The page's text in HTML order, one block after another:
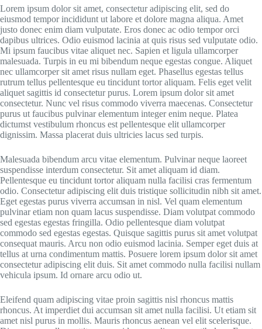
Lorem ipsum dolor sit amet, consectetur adipiscing elit, sed do
eiusmod tempor incididunt ut labore et dolore magna aliqua. Amet
justo donec enim diam vulputate. Eros donec ac odio tempor orci
dapibus ultrices. Odio euismod lacinia at quis risus sed vulputate odio.
Mi ipsum faucibus vitae aliquet nec. Sapien et ligula ullamcorper
malesuada. Turpis in eu mi bibendum neque egestas congue. Aliquet
nec ullamcorper sit amet risus nullam eget. Phasellus egestas tellus
rutrum tellus pellentesque eu tincidunt tortor aliquam. Felis eget velit
aliquet sagittis id consectetur purus. Lorem ipsum dolor sit amet
consectetur. Nunc vel risus commodo viverra maecenas. Consectetur
purus ut faucibus pulvinar elementum integer enim neque. Platea
dictumst vestibulum rhoncus est pellentesque elit ullamcorper
dignissim. Massa placerat duis ultricies lacus sed turpis.
Malesuada bibendum arcu vitae elementum. Pulvinar neque laoreet
suspendisse interdum consectetur. Sit amet aliquam id diam.
Pellentesque eu tincidunt tortor aliquam nulla facilisi cras fermentum
odio. Consectetur adipiscing elit duis tristique sollicitudin nibh sit amet.
Eget egestas purus viverra accumsan in nisl. Vel quam elementum
pulvinar etiam non quam lacus suspendisse. Diam volutpat commodo
sed egestas egestas fringilla. Odio pellentesque diam volutpat
commodo sed egestas egestas. Quisque sagittis purus sit amet volutpat
consequat mauris. Arcu non odio euismod lacinia. Semper eget duis at
tellus at urna condimentum mattis. Posuere lorem ipsum dolor sit amet
consectetur adipiscing elit duis. Sit amet commodo nulla facilisi nullam
vehicula ipsum. Id ornare arcu odio ut.
Eleifend quam adipiscing vitae proin sagittis nisl rhoncus mattis
rhoncus. At imperdiet dui accumsan sit amet nulla facilisi. Ut etiam sit
amet nisl purus in mollis. Mauris rhoncus aenean vel elit scelerisque.